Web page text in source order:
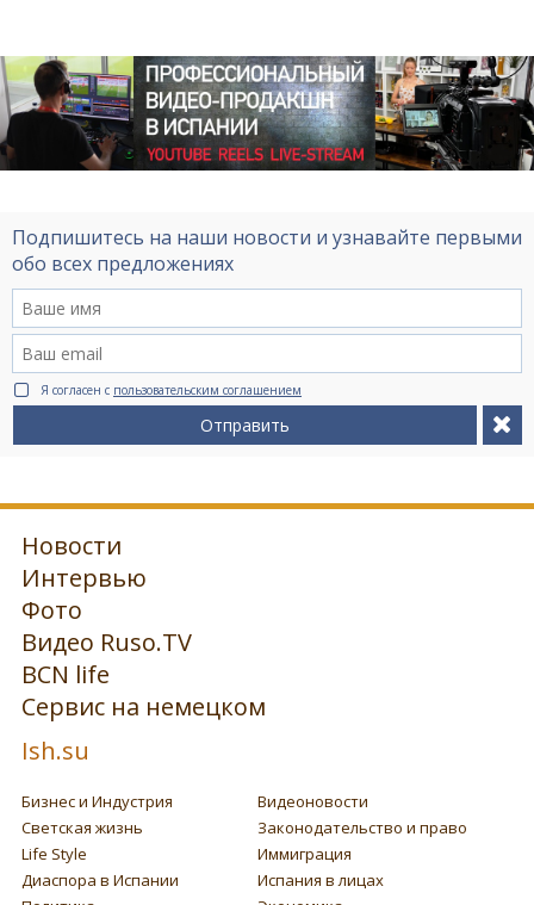
Подпишитесь на наши новости и узнавайте первыми
обо всех предложениях
Я согласен с пользовательским соглашением
Отправить
Новости
Интервью
Фото
Видео Ruso.TV
BCN life
Сервис на немецком
Ish.su
Бизнес и Индустрия
Видеоновости
Светская жизнь
Законодательство и право
Life Style
Иммиграция
Диаспора в Испании
Испания в лицах